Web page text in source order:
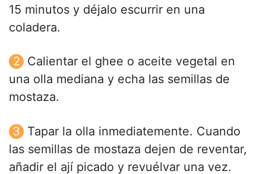
15 minutos y déjalo escurrir en una
coladera.
Calientar el ghee o aceite vegetal en
una olla mediana y echa las semillas de
mostaza.
Tapar la olla inmediatemente. Cuando
las semillas de mostaza dejen de reventar,
añadir el ají picado y revuélvar una vez.